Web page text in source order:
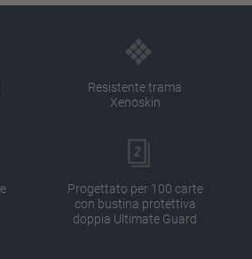
Resistente trama
Xenoskin
Progettato per 100 carte
con bustina protettiva
doppia Ultimate Guard